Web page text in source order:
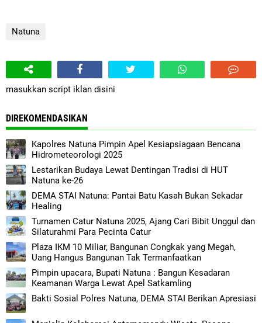
Natuna
masukkan script iklan disini
DIREKOMENDASIKAN
Kapolres Natuna Pimpin Apel Kesiapsiagaan Bencana
Hidrometeorologi 2025
Lestarikan Budaya Lewat Dentingan Tradisi di HUT
Natuna ke-26
DEMA STAI Natuna: Pantai Batu Kasah Bukan Sekadar
Healing
Turnamen Catur Natuna 2025, Ajang Cari Bibit Unggul dan
Silaturahmi Para Pecinta Catur
Plaza IKM 10 Miliar, Bangunan Congkak yang Megah,
Uang Hangus Bangunan Tak Termanfaatkan
Pimpin upacara, Bupati Natuna : Bangun Kesadaran
Keamanan Warga Lewat Apel Satkamling
Bakti Sosial Polres Natuna, DEMA STAI Berikan Apresiasi